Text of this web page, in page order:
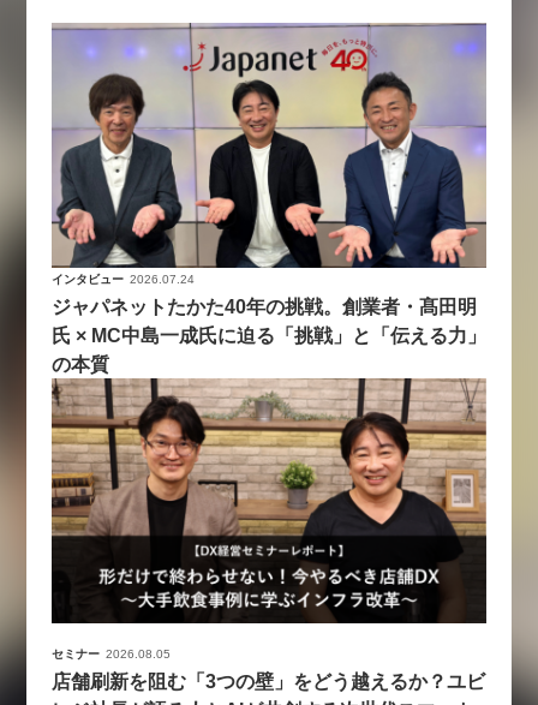
インタビュー 2026.07.24
ジャパネットたかた40年の挑戦。創業者・髙田明
氏 × MC中島一成氏に迫る「挑戦」と「伝える力」
の本質
セミナー 2026.08.05
店舗刷新を阻む「3つの壁」をどう越えるか？ユビ